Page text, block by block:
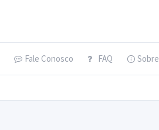
Fale Conosco FAQ Sobre